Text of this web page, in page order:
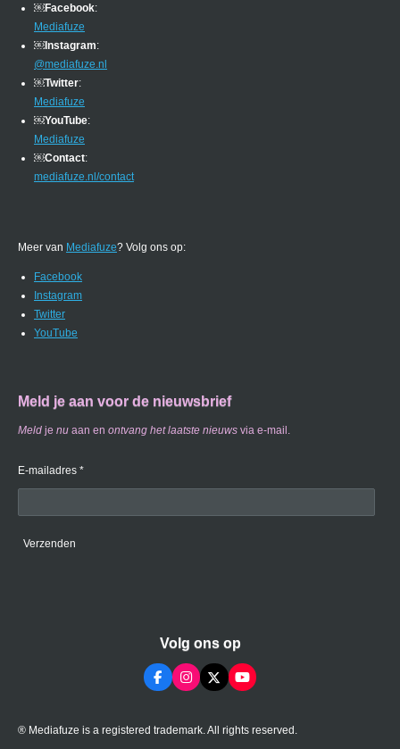
￼Facebook:
Mediafuze
￼Instagram:
@mediafuze.nl
￼Twitter:
Mediafuze
￼YouTube:
Mediafuze
￼Contact:
mediafuze.nl/contact
Meer van Mediafuze? Volg ons op:
Facebook
Instagram
Twitter
YouTube
Meld je aan voor de nieuwsbrief
Meld je nu aan en ontvang het laatste nieuws via e-mail.
E-mailadres *
Verzenden
Volg ons op
F
a
b
I
n
a
X
Y
o
u
® Mediafuze is a registered trademark. All rights reserved.